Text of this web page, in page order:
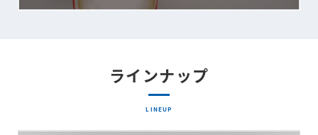
ラインナップ
LINEUP